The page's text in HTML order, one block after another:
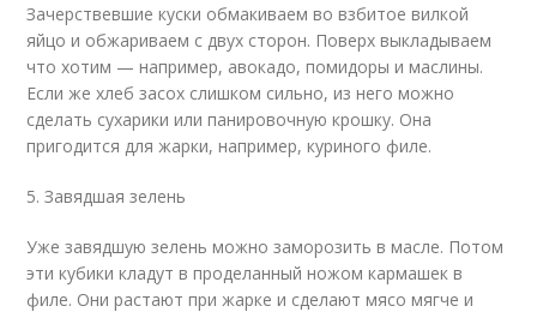
Зачерствевшие куски обмакиваем во взбитое вилкой
яйцо и обжариваем с двух сторон. Поверх выкладываем
что хотим — например, авокадо, помидоры и маслины.
Если же хлеб засох слишком сильно, из него можно
сделать сухарики или панировочную крошку. Она
пригодится для жарки, например, куриного филе.
5. Завядшая зелень
Уже завядшую зелень можно заморозить в масле. Потом
эти кубики кладут в проделанный ножом кармашек в
филе. Они растают при жарке и сделают мясо мягче и